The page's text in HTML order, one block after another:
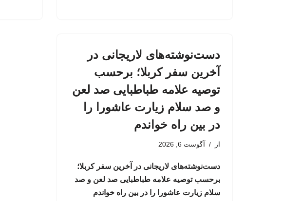
دست‌نوشته‌های لاریجانی در
آخرین سفر کربلا؛ برحسب
توصیه علامه طباطبایی صد لعن
و صد سلام زیارت عاشورا را
در بین راه خواندم
از آگوست 6, 2026
دست‌نوشته‌های لاریجانی در آخرین سفر کربلا؛
برحسب توصیه علامه طباطبایی صد لعن و صد
سلام زیارت عاشورا را در بین راه خواندم